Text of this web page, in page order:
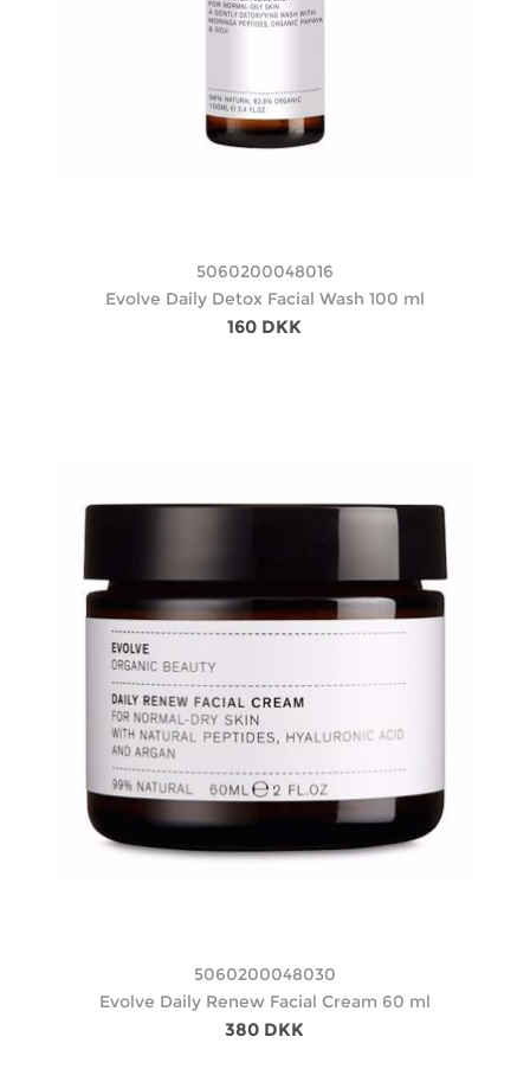
5060200048016
Evolve Daily Detox Facial Wash 100 ml
160 DKK
5060200048030
Evolve Daily Renew Facial Cream 60 ml
380 DKK